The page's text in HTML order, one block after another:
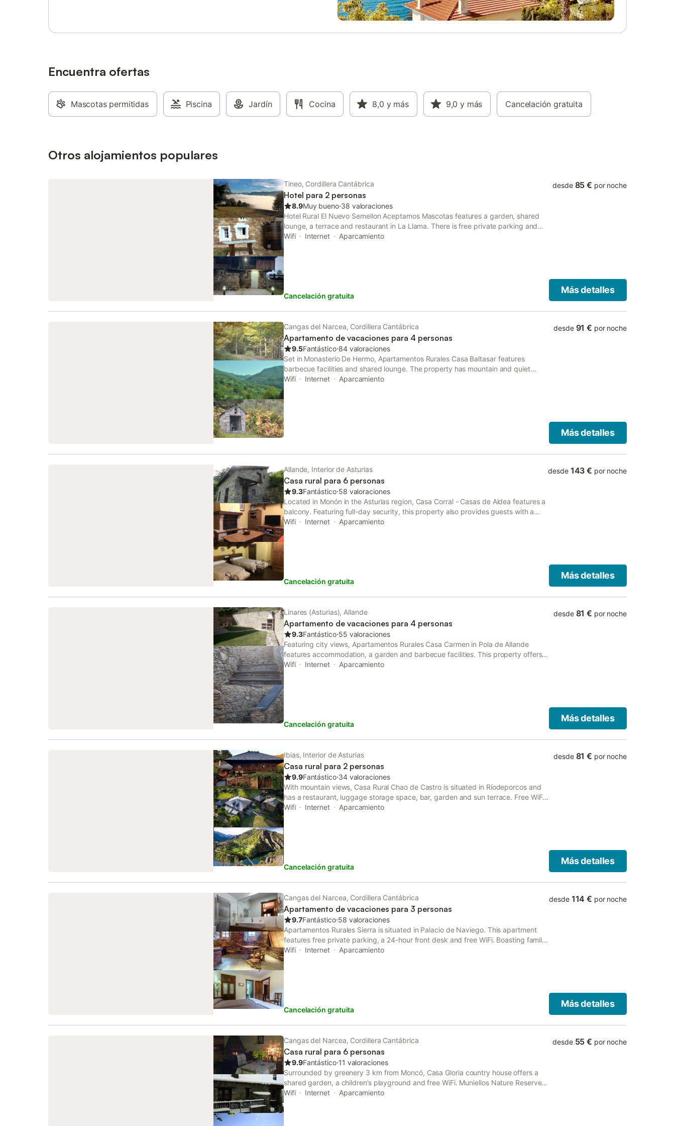
permite fumar ni celebrar eventos. Las
proporcionan bicicletas para explorar la
terrazas cubiertas, barbacoa, parque
infantil y ducha exterior. Los huéspedes
tienen acceso a un spa y una sauna que
se pueden utilizar por un suplemento. Hay
suplemento. No está permitido fumar en
esta propiedad. La propiedad ofrece
productos hechos a manos/de cosecha
Encuentra ofertas
Mascotas permitidas Piscina Jardín Cocina 8,0 y más 9,0 y más Cancelación gratuita
Otros alojamientos populares
Tineo, Cordillera Cantábrica
Hotel para 2 personas
8.9Muy bueno⋅38 valoraciones
Hotel Rural El Nuevo Semellon Aceptamos Mascotas features a garden, shared
lounge, a terrace and restaurant in La Llama. There is free private parking and
the property offers paid airport shuttle service. At the inn, every room includes a
Wifi Internet Aparcamiento
Cancelación gratuita
desde 85 € por noche
Más detalles
Cangas del Narcea, Cordillera Cantábrica
Apartamento de vacaciones para 4 personas
9.5Fantástico⋅84 valoraciones
Set in Monasterio De Hermo, Apartamentos Rurales Casa Baltasar features
barbecue facilities and shared lounge. The property has mountain and quiet
street views.
Wifi Internet Aparcamiento
desde 91 € por noche
Más detalles
Allande, Interior de Asturias
Casa rural para 6 personas
9.3Fantástico⋅58 valoraciones
Located in Monón in the Asturias region, Casa Corral - Casas de Aldea features a
balcony. Featuring full-day security, this property also provides guests with a
children's playground.
Wifi Internet Aparcamiento
Cancelación gratuita
desde 143 € por noche
Más detalles
Linares (Asturias), Allande
Apartamento de vacaciones para 4 personas
9.3Fantástico⋅55 valoraciones
Featuring city views, Apartamentos Rurales Casa Carmen in Pola de Allande
features accommodation, a garden and barbecue facilities. This property offers
access to a balcony, free private parking and free WiFi.
Wifi Internet Aparcamiento
Cancelación gratuita
desde 81 € por noche
Más detalles
Ibias, Interior de Asturias
Casa rural para 2 personas
9.9Fantástico⋅34 valoraciones
With mountain views, Casa Rural Chao de Castro is situated in Ríodeporcos and
has a restaurant, luggage storage space, bar, garden and sun terrace. Free WiFi,
a tour desk and a shared lounge are available.
Wifi Internet Aparcamiento
Cancelación gratuita
desde 81 € por noche
Más detalles
Cangas del Narcea, Cordillera Cantábrica
Apartamento de vacaciones para 3 personas
9.7Fantástico⋅58 valoraciones
Apartamentos Rurales Sierra is situated in Palacio de Naviego. This apartment
features free private parking, a 24-hour front desk and free WiFi. Boasting family
rooms, this property also provides guests with a picnic area.
Wifi Internet Aparcamiento
Cancelación gratuita
desde 114 € por noche
Más detalles
Cangas del Narcea, Cordillera Cantábrica
Casa rural para 6 personas
9.9Fantástico⋅11 valoraciones
Surrounded by greenery 3 km from Moncó, Casa Gloria country house offers a
shared garden, a children’s playground and free WiFi. Muniellos Nature Reserve is
23 km away.
Wifi Internet Aparcamiento
desde 55 € por noche